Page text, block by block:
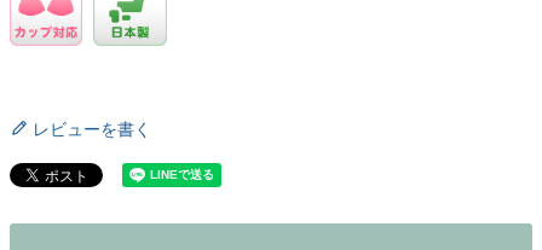
レビューを書く